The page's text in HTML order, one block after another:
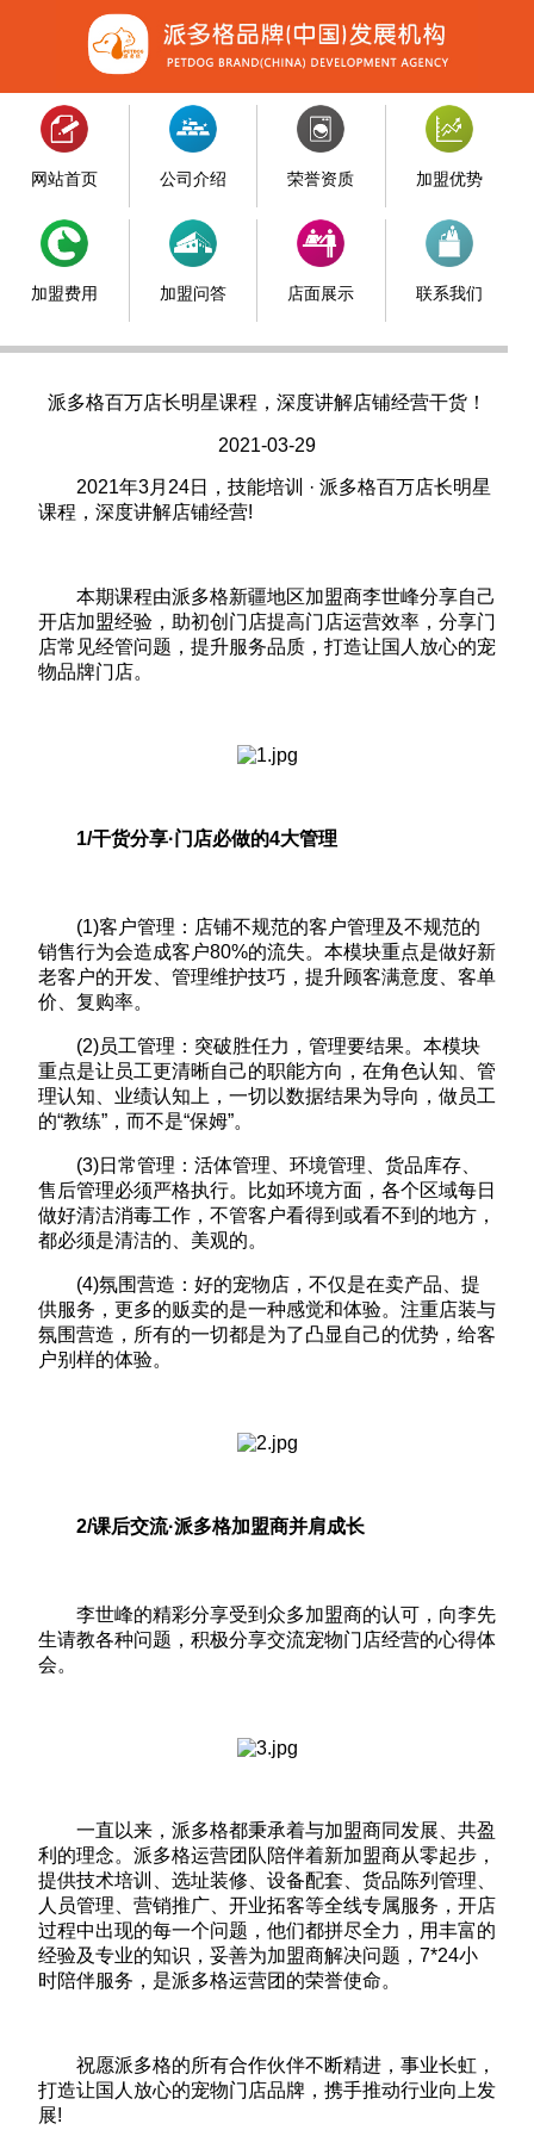
网站首页 公司介绍 荣誉资质 加盟优势
加盟费用 加盟问答 店面展示 联系我们
派多格百万店长明星课程，深度讲解店铺经营干货！
2021-03-29
2021年3月24日，技能培训 · 派多格百万店长明星
课程，深度讲解店铺经营!
本期课程由派多格新疆地区加盟商李世峰分享自己
开店加盟经验，助初创门店提高门店运营效率，分享门
店常见经管问题，提升服务品质，打造让国人放心的宠
物品牌门店。
1/干货分享·门店必做的4大管理
(1)客户管理：店铺不规范的客户管理及不规范的
销售行为会造成客户80%的流失。本模块重点是做好新
老客户的开发、管理维护技巧，提升顾客满意度、客单
价、复购率。
(2)员工管理：突破胜任力，管理要结果。本模块
重点是让员工更清晰自己的职能方向，在角色认知、管
理认知、业绩认知上，一切以数据结果为导向，做员工
的“教练”，而不是“保姆”。
(3)日常管理：活体管理、环境管理、货品库存、
售后管理必须严格执行。比如环境方面，各个区域每日
做好清洁消毒工作，不管客户看得到或看不到的地方，
都必须是清洁的、美观的。
(4)氛围营造：好的宠物店，不仅是在卖产品、提
供服务，更多的贩卖的是一种感觉和体验。注重店装与
氛围营造，所有的一切都是为了凸显自己的优势，给客
户别样的体验。
2/课后交流·派多格加盟商并肩成长
李世峰的精彩分享受到众多加盟商的认可，向李先
生请教各种问题，积极分享交流宠物门店经营的心得体
会。
一直以来，派多格都秉承着与加盟商同发展、共盈
利的理念。派多格运营团队陪伴着新加盟商从零起步，
提供技术培训、选址装修、设备配套、货品陈列管理、
人员管理、营销推广、开业拓客等全线专属服务，开店
过程中出现的每一个问题，他们都拼尽全力，用丰富的
经验及专业的知识，妥善为加盟商解决问题，7*24小
时陪伴服务，是派多格运营团的荣誉使命。
祝愿派多格的所有合作伙伴不断精进，事业长虹，
打造让国人放心的宠物门店品牌，携手推动行业向上发
展!